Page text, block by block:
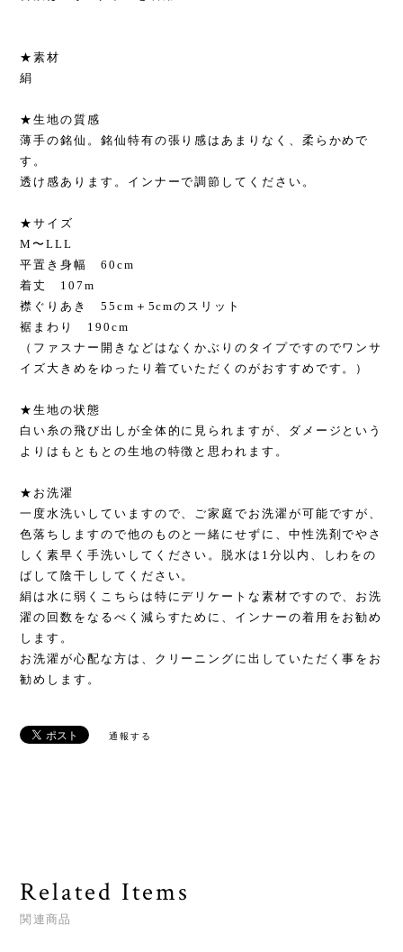
★素材
絹
★生地の質感
薄手の銘仙。銘仙特有の張り感はあまりなく、柔らかめで
す。
透け感あります。インナーで調節してください。
★サイズ
M〜LLL
平置き身幅 60cm
着丈 107m
襟ぐりあき 55cm＋5cmのスリット
裾まわり 190cm
（ファスナー開きなどはなくかぶりのタイプですのでワンサ
イズ大きめをゆったり着ていただくのがおすすめです。）
★生地の状態
白い糸の飛び出しが全体的に見られますが、ダメージという
よりはもともとの生地の特徴と思われます。
★お洗濯
一度水洗いしていますので、ご家庭でお洗濯が可能ですが、
色落ちしますので他のものと一緒にせずに、中性洗剤でやさ
しく素早く手洗いしてください。脱水は1分以内、しわをの
ばして陰干ししてください。
絹は水に弱くこちらは特にデリケートな素材ですので、お洗
濯の回数をなるべく減らすために、インナーの着用をお勧め
します。
お洗濯が心配な方は、クリーニングに出していただく事をお
勧めします。
通報する
Related Items
関連商品